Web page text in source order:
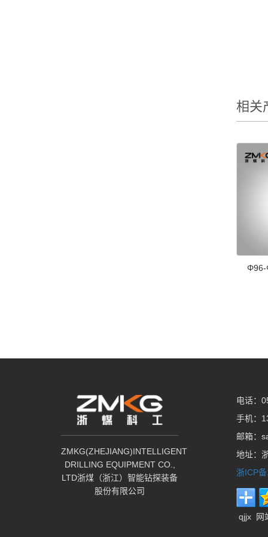
相关
Φ96-
ZMKG(ZHEJIANG)INTELLIGENT
DRILLING EQUIPMENT CO.,
LTD浙煤（浙江）智能钻探装备
股份有限公司
电话：
手机：
邮箱：
地址：
浙ICP
qjjx 网